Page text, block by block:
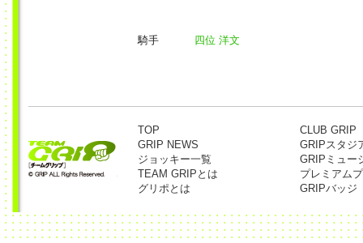
騎手 四位 洋文
TOP
GRIP NEWS
ジョッキー一覧
TEAM GRIPとは
グリポとは
CLUB GRIP
GRIPスタジ
GRIPミュー
プレミアム
GRIPバッジ